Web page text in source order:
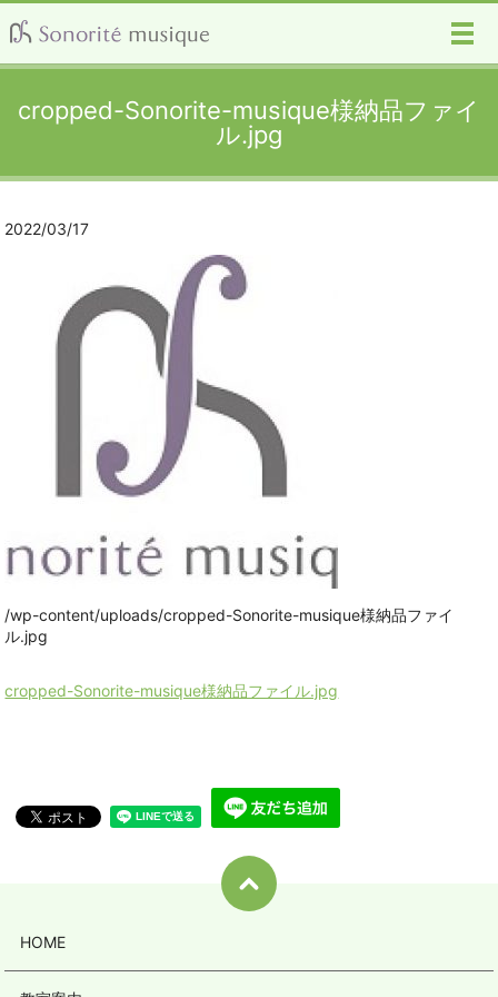
メ
cropped-Sonorite-musique様納品ファイ
ル.jpg
2022/03/17
/wp-content/uploads/cropped-Sonorite-musique様納品ファイ
ル.jpg
cropped-Sonorite-musique様納品ファイル.jpg
HOME